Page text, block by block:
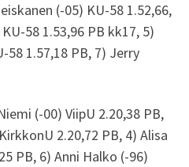
(-05) KU-58 1.52,66,
58 1.53,96 PB kk17, 5)
58 1.57,18 PB, 7) Jerry
(-00) ViipU 2.20,38 PB,
2.20,72 PB, 4) Alisa
PB, 6) Anni Halko (-96)